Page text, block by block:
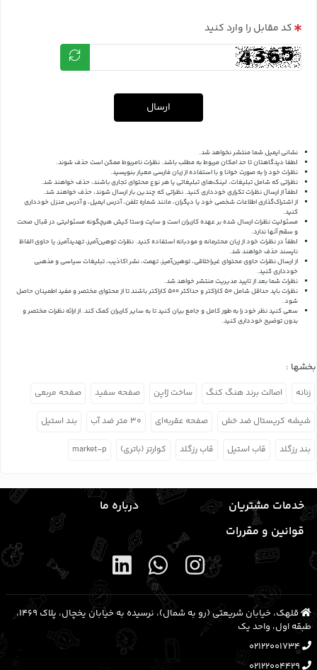
کد مقابل را وارد کنید
ارسال
نشانی ایمیل شما منتشر نخواهد شد.
لطفا دیدگاهتان تا حد امکان مربوط به مطلب باشد. نظرات نامربوط ممکن است حذف شوند.
نظرات خود را به صورت خوانا و با استفاده از زبان فارسی معیار بنویسید.
نظراتی که شامل تبلیغات، لینک‌های تبلیغاتی یا هر نوع محتوای تجاری باشند، حذف خواهند شد.
لطفاً از ارسال نظرات تکراری خودداری کنید. نظراتی که چندین بار ارسال شوند، حذف خواهند شد.
از اشتراک‌گذاری اطلاعات شخصی خود یا دیگران، مانند شماره تلفن، آدرس ایمیل، و آدرس منزل خودداری
کنید.
مسئولیت نظرات ارسال شده بر عهده کاربران است و سایت وستا کیش هیچگونه مسئولیتی در قبال صحت
و سقم آنها ندارد.
لطفاً در نظرات خود از زبان محترمانه و مودبانه استفاده کنید. نظرات توهین‌آمیز، تهدیدآمیز، یا حاوی الفاظ
ناپسند حذف خواهند شد.
از ارسال نظرات حاوی محتوای غیراخلاقی، توهین‌آمیز، تهمت، نشر اکاذیب، تبلیغات سیاسی و مذهبی
خودداری کنید.
نظرات شما بعد از تایید مدیریت منتشر خواهد شد.
نظرات باید حداقل شامل 50 کاراکتر و حداکثر 500 کاراکتر باشند تا از محتوای مختصر و مفید اطمینان حاصل
شود.
سعی کنید نظر خود را به طور کامل و جامع بیان کنید تا به سایر کاربران کمک کند.از ارائه نظرات مختصر و
بدون توضیح خودداری کنید.
بخشها :
زنانه اصالت برند هنگ کنگ ساخت ژاپن صفحه سفید صفحه مربعی
شیشه کریستال ضد خش صفحه عقربه‌ای ۳۰ متر ضد آب بند استیل
بند رزگلد قاب استیل قاب رزگلد کوارتز (باتری) market-p
خدمات مشتریان
درباره ما
قوانین و مقررات
قلهک، خیابان شریعتی (رو به شمال)، نرسیده به خیابان یخچال، پلاک ۱۴۶۹،
طبقه اول، واحد یک
02122001734
02122004429